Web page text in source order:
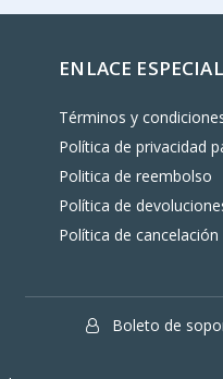
ENLACE ESPECIAL
Términos y
Política de privacidad
Politica de reembolso
Política de
Política de cancelación
Boleto de